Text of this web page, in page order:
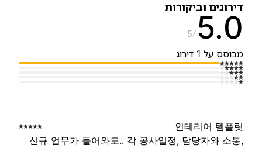
וביקורות
5
על 1 דירוג
인테리어 템플
신규 업무가 들어와도.. 각 공사일정, 담당자와 소